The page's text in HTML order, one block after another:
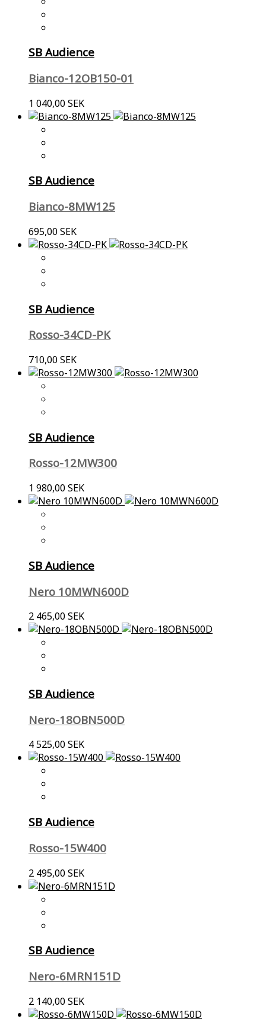
SB Audience
Bianco-12OB150-01
1 040,00 SEK
SB Audience
Bianco-8MW125
695,00 SEK
SB Audience
Rosso-34CD-PK
710,00 SEK
SB Audience
Rosso-12MW300
1 980,00 SEK
SB Audience
Nero 10MWN600D
2 465,00 SEK
SB Audience
Nero-18OBN500D
4 525,00 SEK
SB Audience
Rosso-15W400
2 495,00 SEK
SB Audience
Nero-6MRN151D
2 140,00 SEK